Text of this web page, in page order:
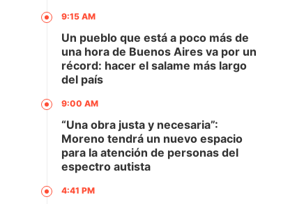
9:15 AM
Un pueblo que está a poco más de
una hora de Buenos Aires va por un
récord: hacer el salame más largo
del país
9:00 AM
“Una obra justa y necesaria”:
Moreno tendrá un nuevo espacio
para la atención de personas del
espectro autista
4:41 PM